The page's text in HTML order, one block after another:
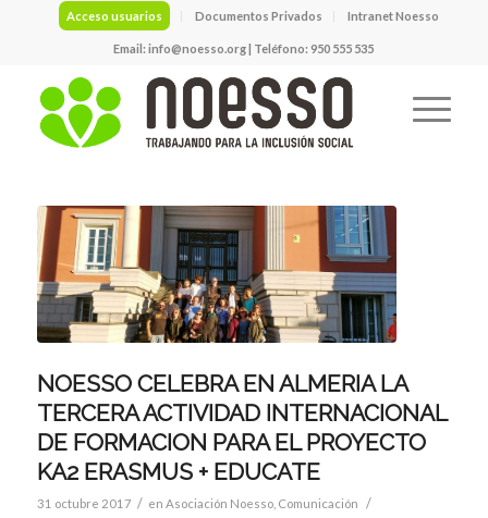
Acceso usuarios Documentos Privados Intranet Noesso
Email:info@noesso.org| Teléfono: 950 555 535
NOESSO CELEBRA EN ALMERIA LA
TERCERA ACTIVIDAD INTERNACIONAL
DE FORMACION PARA EL PROYECTO
KA2 ERASMUS + EDUCATE
31 octubre 2017 / en Asociación Noesso, Comunicación /